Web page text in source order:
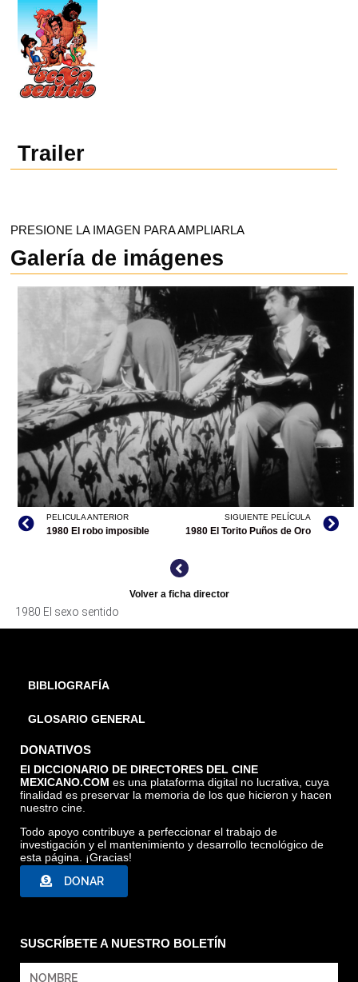
Trailer
PRESIONE LA IMAGEN PARA AMPLIARLA
Galería de imágenes
PELICULA ANTERIOR
1980 El robo imposible
SIGUIENTE PELÍCULA
1980 El Torito Puños de Oro
Volver a ficha director
1980 El sexo sentido
BIBLIOGRAFÍA
GLOSARIO GENERAL
DONATIVOS
El DICCIONARIO DE DIRECTORES DEL CINE
MEXICANO.COM es una plataforma digital no lucrativa, cuya
finalidad es preservar la memoria de los que hicieron y hacen
nuestro cine.
Todo apoyo contribuye a perfeccionar el trabajo de
investigación y el mantenimiento y desarrollo tecnológico de
esta página. ¡Gracias!
DONAR
SUSCRÍBETE A NUESTRO BOLETÍN